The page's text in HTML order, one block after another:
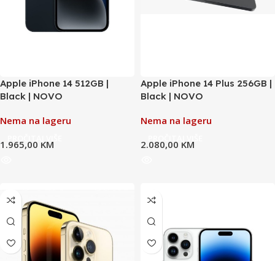
Apple iPhone 14 512GB |
Black | NOVO
Nema na lageru
1.965,00 KM
Apple iPhone 14 Plus 256GB |
Black | NOVO
Nema na lageru
2.080,00 KM